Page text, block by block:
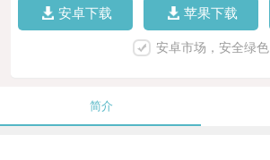
安卓下载 苹果下载
安卓市场，安全绿色
简介